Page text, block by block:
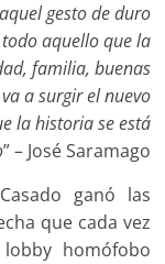
gesto de duro
aquello que la
familia, buenas
a surgir el nuevo
la historia se está
” – José Saramago
ganó las
que cada vez
homófobo